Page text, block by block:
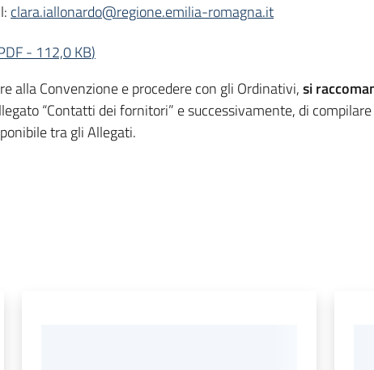
clara.iallonardo@regione.emilia-romagna.it
- 112,0 KB)
alla Convenzione e procedere con gli Ordinativi,si
“Contatti dei fornitori” e successivamente, di
tra gli Allegati.